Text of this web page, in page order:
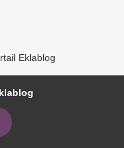
Eklablog